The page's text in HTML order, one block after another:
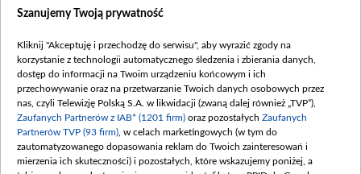
Dostępność
Procedura zgłoszeń wewnętrznych
Szanujemy Twoją prywatność
Kliknij "Akceptuję i przechodzę do serwisu", aby wyrazić zgody na
korzystanie z technologii automatycznego śledzenia i zbierania danych,
dostęp do informacji na Twoim urządzeniu końcowym i ich
przechowywanie oraz na przetwarzanie Twoich danych osobowych przez
nas, czyli Telewizję Polską S.A. w likwidacji (zwaną dalej również „TVP”),
Zaufanych Partnerów z IAB* (1201 firm) oraz pozostałych Zaufanych
Partnerów TVP (93 firm) , w celach marketingowych (w tym do
zautomatyzowanego dopasowania reklam do Twoich zainteresowań i
mierzenia ich skuteczności) i pozostałych, które wskazujemy poniżej, a